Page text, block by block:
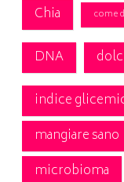
Chia come
DNA
indice
mangiare sano
microbioma